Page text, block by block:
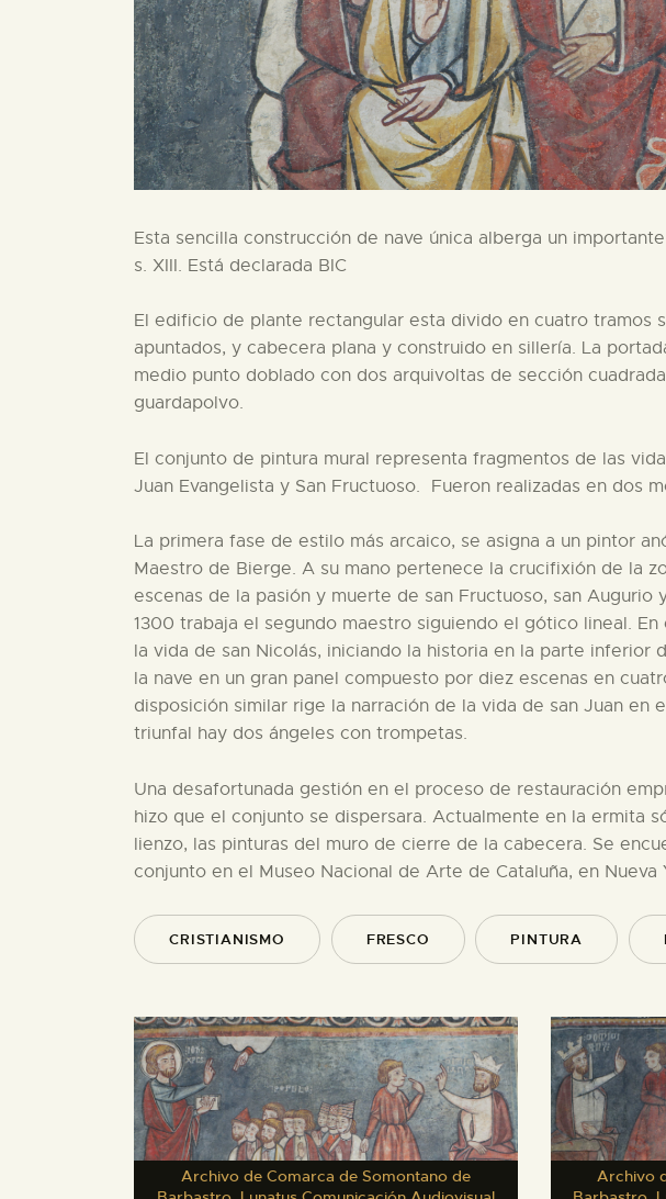
Esta sencilla construcción de nave única alberga un
s. XIII. Está declarada BIC
El edificio de plante rectangular esta divido en cuatro tramos
apuntados, y cabecera plana y construido en sillería. La
medio punto doblado con dos arquivoltas de sección
guardapolvo.
El conjunto de pintura mural representa fragmentos de las
Juan Evangelista y San Fructuoso. Fueron realizadas en dos
La primera fase de estilo más arcaico, se asigna a un pintor
Maestro de Bierge. A su mano pertenece la crucifixión de la
escenas de la pasión y muerte de san Fructuoso, san Augurio
1300 trabaja el segundo maestro siguiendo el gótico lineal.
la vida de san Nicolás, iniciando la historia en la parte inferior
la nave en un gran panel compuesto por diez escenas en
disposición similar rige la narración de la vida de san Juan en
triunfal hay dos ángeles con trompetas.
Una desafortunada gestión en el proceso de restauración
hizo que el conjunto se dispersara. Actualmente en la ermita
lienzo, las pinturas del muro de cierre de la cabecera. Se
conjunto en el Museo Nacional de Arte de Cataluña, en Nueva
CRISTIANISMO FRESCO PINTURA
Archivo de Comarca de Somontano de
Archivo